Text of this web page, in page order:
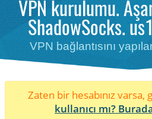
VPN kurulumu.
ShadowSocks.
VPN bağlantısını
Zaten bir hesabınız varsa,
kullanıcı mı?